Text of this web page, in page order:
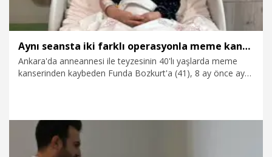
Aynı seansta iki farklı operasyonla meme kanserini yendi
Ankara'da anneannesi ile teyzesinin 40'lı yaşlarda meme
kanserinden kaybeden Funda Bozkurt'a (41), 8 ay önce aynı
seansta iki farklı koruyucu cerrahiyle sağlığına kavuştu.